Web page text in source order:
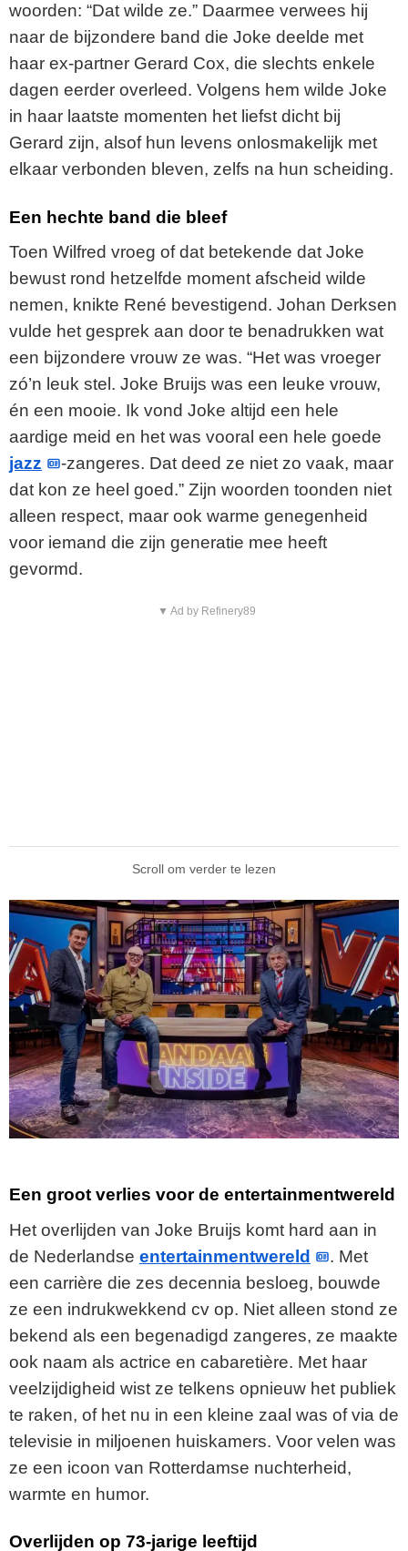
woorden: “Dat wilde ze.” Daarmee verwees hij
naar de bijzondere band die Joke deelde met
haar ex-partner Gerard Cox, die slechts enkele
dagen eerder overleed. Volgens hem wilde Joke
in haar laatste momenten het liefst dicht bij
Gerard zijn, alsof hun levens onlosmakelijk met
elkaar verbonden bleven, zelfs na hun scheiding.
Een hechte band die bleef
Toen Wilfred vroeg of dat betekende dat Joke
bewust rond hetzelfde moment afscheid wilde
nemen, knikte René bevestigend. Johan Derksen
vulde het gesprek aan door te benadrukken wat
een bijzondere vrouw ze was. “Het was vroeger
zó’n leuk stel. Joke Bruijs was een leuke vrouw,
én een mooie. Ik vond Joke altijd een hele
aardige meid en het was vooral een hele goede
jazz
-zangeres. Dat deed ze niet zo vaak, maar
dat kon ze heel goed.” Zijn woorden toonden niet
alleen respect, maar ook warme genegenheid
voor iemand die zijn generatie mee heeft
gevormd.
▼ Ad by Refinery89
Scroll om verder te lezen
Een groot verlies voor de entertainmentwereld
Het overlijden van Joke Bruijs komt hard aan in
de Nederlandse entertainmentwereld
. Met
een carrière die zes decennia besloeg, bouwde
ze een indrukwekkend cv op. Niet alleen stond ze
bekend als een begenadigd zangeres, ze maakte
ook naam als actrice en cabaretière. Met haar
veelzijdigheid wist ze telkens opnieuw het publiek
te raken, of het nu in een kleine zaal was of via de
televisie in miljoenen huiskamers. Voor velen was
ze een icoon van Rotterdamse nuchterheid,
warmte en humor.
Overlijden op 73-jarige leeftijd